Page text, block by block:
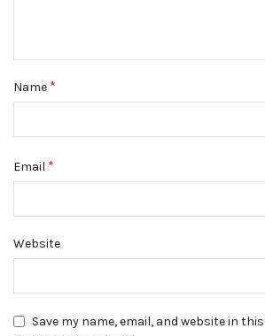
Name *
Email *
Website
Save my name, email, and website in